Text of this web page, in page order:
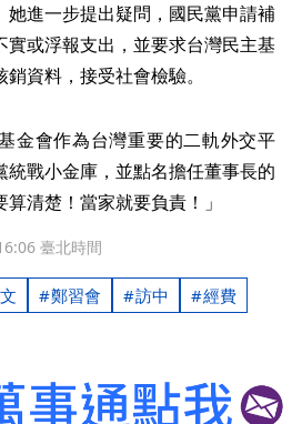
她進一步提出疑問，國民黨申請補
實或浮報支出，並要求台灣民主基
資料，接受社會檢驗。
金會作為台灣重要的二軌外交平
統戰小金庫，並點名擔任董事長的
清楚！當家就要負責！」
臺北時間
鄭習會 訪中 經費